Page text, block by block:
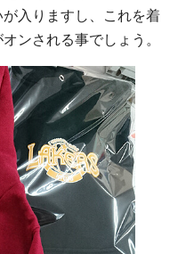
入りますし、これを着
ンされる事でしょう。